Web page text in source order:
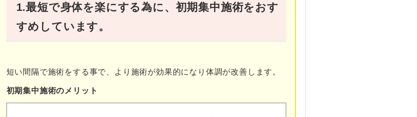
1.最短で身体を楽にする為に、初期集中施術をおす
すめしています。
短い間隔で施術をする事で、より施術が効果的になり体調が改善します。
初期集中施術のメリット